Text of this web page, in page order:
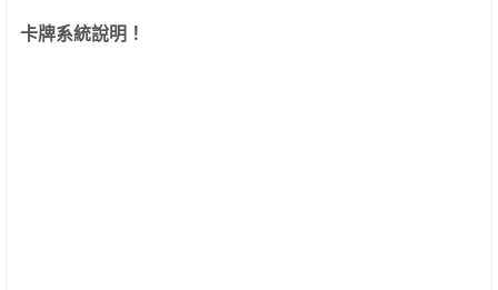
卡牌系統說明！